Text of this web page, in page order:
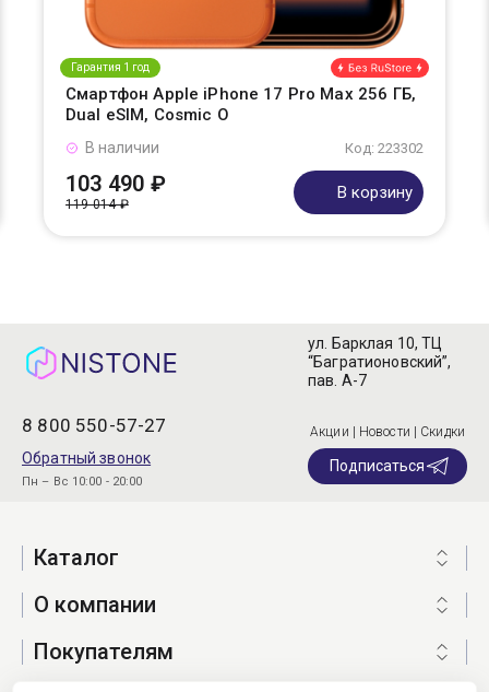
Гарантия 1 год
Смартфон Apple iPhone 17 Pro Max 256 ГБ,
Dual eSIM, Cosmic O
Код: 223302
В наличии
103 490 ₽
119 014 ₽
В корзину
8 800 550-57-27
Обратный звонок
Пн – Вс 10:00 - 20:00
ул. Барклая 10, ТЦ
“Багратионовский”,
пав. А-7
Акции | Новости | Скидки
Подписаться
Каталог
О компании
Покупателям